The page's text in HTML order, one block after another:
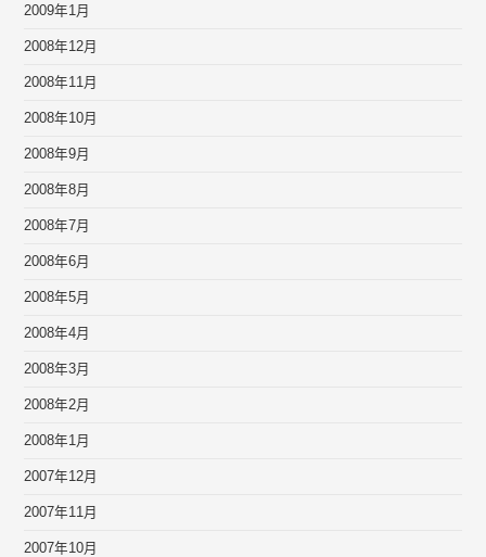
2009年1月
2008年12月
2008年11月
2008年10月
2008年9月
2008年8月
2008年7月
2008年6月
2008年5月
2008年4月
2008年3月
2008年2月
2008年1月
2007年12月
2007年11月
2007年10月